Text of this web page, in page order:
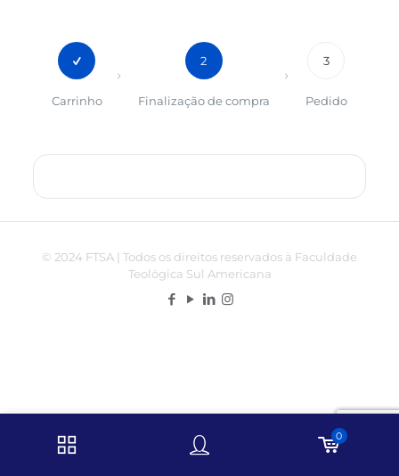
Carrinho
2
Finalização de compra
3
Pedido
© 2024 FTSA | Todos os direitos reservados à Faculdade
Teológica Sul Americana
0